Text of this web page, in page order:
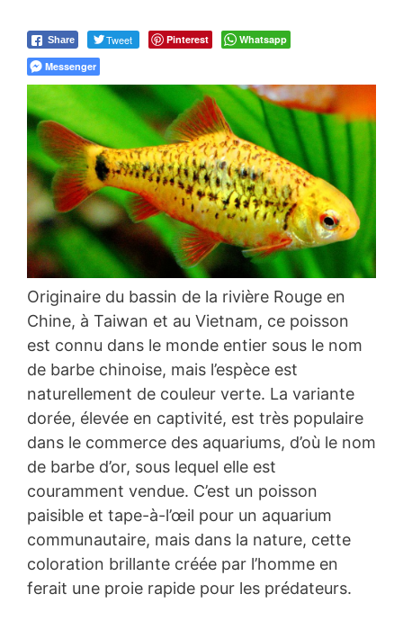
Share Tweet Pinterest
Whatsapp
Messenger
Originaire du bassin de la rivière Rouge en
Chine, à Taiwan et au Vietnam, ce poisson
est connu dans le monde entier sous le nom
de barbe chinoise, mais l’espèce est
naturellement de couleur verte. La variante
dorée, élevée en captivité, est très populaire
dans le commerce des aquariums, d’où le nom
de barbe d’or, sous lequel elle est
couramment vendue. C’est un poisson
paisible et tape-à-l’œil pour un aquarium
communautaire, mais dans la nature, cette
coloration brillante créée par l’homme en
ferait une proie rapide pour les prédateurs.